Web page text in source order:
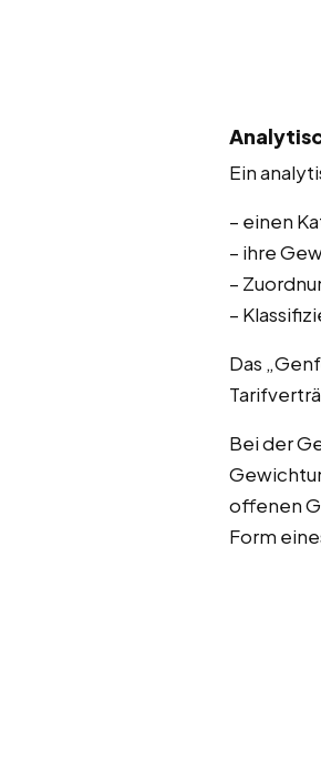
Ein
– einen
– ihre
–
–
Das
Bei der
offenen
Form